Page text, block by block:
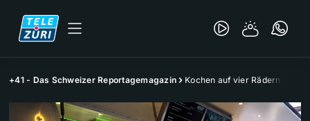
+41 - Das Schweizer Reportagemagazin Kochen auf vier Rädern